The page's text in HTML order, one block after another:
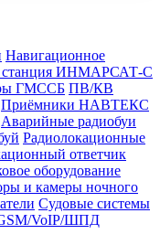
Навигационное
станция ИНМАРСАТ-С
ГМССБ ПВ/КВ
Приёмники НАВТЕКС
Аварийные радиобуи
Радиолокационные
ответчик
оборудование
и камеры ночного
Судовые системы
VoIP/ШПД